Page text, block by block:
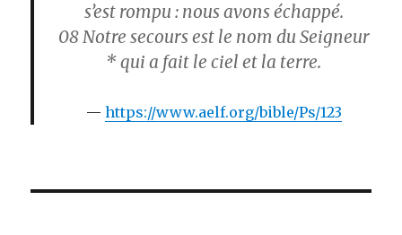
s’est rompu : nous avons échappé.
08 Notre secours est le nom du Seigneur
* qui a fait le ciel et la terre.
https://www.aelf.org/bible/Ps/123